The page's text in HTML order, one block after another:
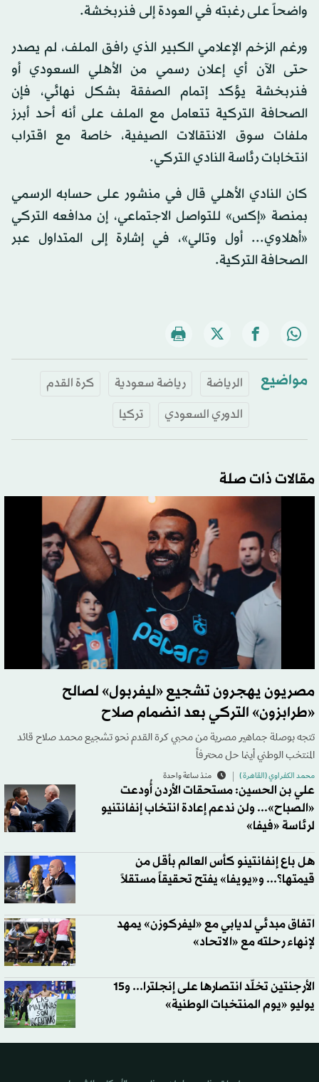
واضحاً على رغبته في العودة إلى فنربخشة.
ورغم الزخم الإعلامي الكبير الذي رافق الملف، لم يصدر
حتى الآن أي إعلان رسمي من الأهلي السعودي أو
فنربخشة يؤكد إتمام الصفقة بشكل نهائي، فإن
الصحافة التركية تتعامل مع الملف على أنه أحد أبرز
ملفات سوق الانتقالات الصيفية، خاصة مع اقتراب
انتخابات رئاسة النادي التركي.
كان النادي الأهلي قال في منشور على حسابه الرسمي
بمنصة «إكس» للتواصل الاجتماعي، إن مدافعه التركي
«أهلاوي... أول وتالي»، في إشارة إلى المتداول عبر
الصحافة التركية.
مواضيع الرياضة رياضة سعودية
كرة القدم
الدوري السعودي
تركيا
مقالات ذات صلة
مصريون يهجرون تشجيع «ليفربول» لصالح
«طرابزون» التركي بعد انضمام صلاح
تتجه بوصلة جماهير مصرية من محبي كرة القدم نحو تشجيع محمد صلاح قائد
المنتخب الوطني أينما حل محترفاً
محمد الكفراوي (القاهرة ) منذ ساعة واحدة
علي بن الحسين: مستحقات الأردن أُودعت
«الصباح»... ولن ندعم إعادة انتخاب إنفانتنيو
لرئاسة «فيفا»
هل باع إنفانتينو كأس العالم بأقل من
قيمتها؟... و«يويفا» يفتح تحقيقاً مستقلاً
اتفاق مبدئي لديابي مع «ليفركوزن» يمهد
لإنهاء رحلته مع «الاتحاد»
الأرجنتين تخلّد انتصارها على إنجلترا... و15
يوليو «يوم المنتخبات الوطنية»